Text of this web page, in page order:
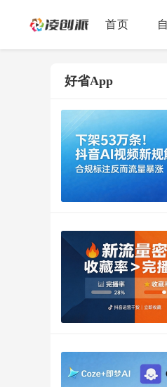
首页
好省App